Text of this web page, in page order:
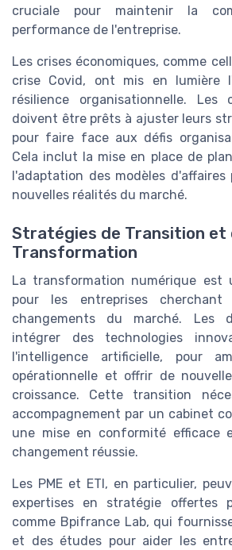
cruciale pour maintenir la
performance de l'entreprise.
Les crises économiques, comme
crise Covid, ont mis en lumière
résilience organisationnelle. Les
doivent être prêts à ajuster leurs
pour faire face aux défis
Cela inclut la mise en place de
l'adaptation des modèles d'affaires
nouvelles réalités du marché.
Stratégies de Transition et
Transformation
La transformation numérique est
pour les entreprises
changements du marché. Les
intégrer des technologies
l'intelligence artificielle, pour
opérationnelle et offrir de
croissance. Cette transition
accompagnement par un cabinet
une mise en conformité efficace
changement réussie.
Les PME et ETI, en particulier,
expertises en stratégie offertes
comme Bpifrance Lab, qui
et des études pour aider les